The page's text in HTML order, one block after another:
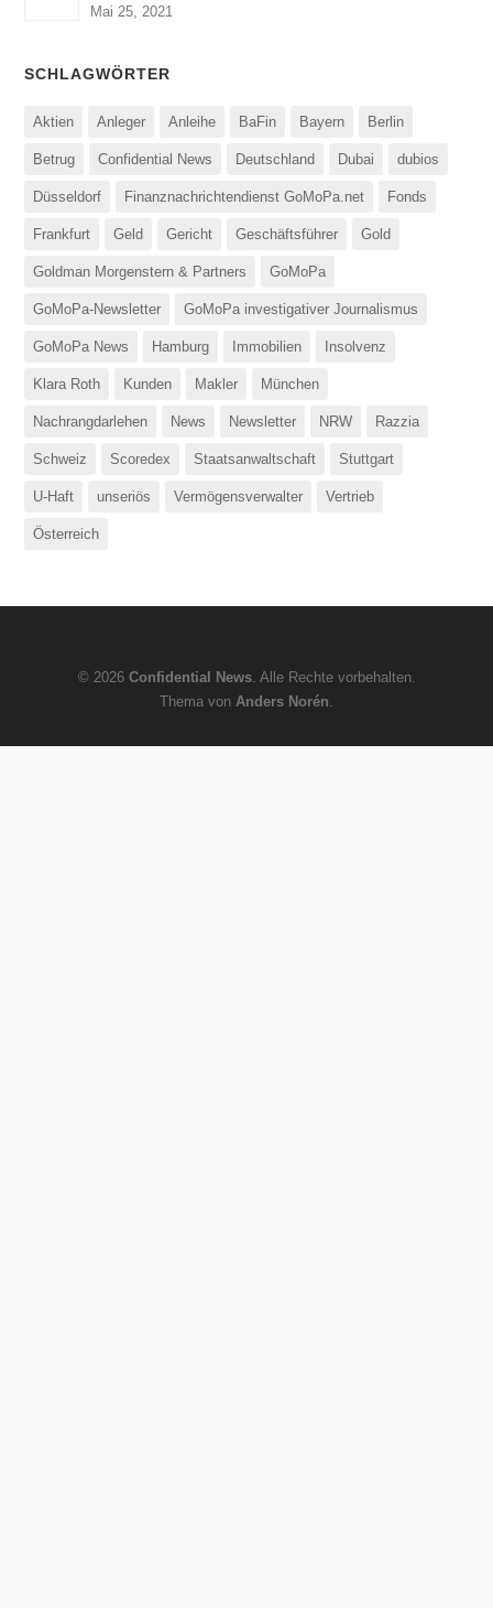
Mai 25, 2021
SCHLAGWÖRTER
Aktien Anleger Anleihe BaFin Bayern Berlin
Betrug Confidential News Deutschland Dubai dubios
Düsseldorf Finanznachrichtendienst GoMoPa.net Fonds
Frankfurt Geld Gericht Geschäftsführer Gold
Goldman Morgenstern & Partners GoMoPa
GoMoPa-Newsletter GoMoPa investigativer Journalismus
GoMoPa News Hamburg Immobilien Insolvenz
Klara Roth Kunden Makler München
Nachrangdarlehen News Newsletter NRW Razzia
Schweiz Scoredex Staatsanwaltschaft Stuttgart
U-Haft unseriös Vermögensverwalter Vertrieb
Österreich
© 2026 Confidential News. Alle Rechte vorbehalten.
Thema von Anders Norén.